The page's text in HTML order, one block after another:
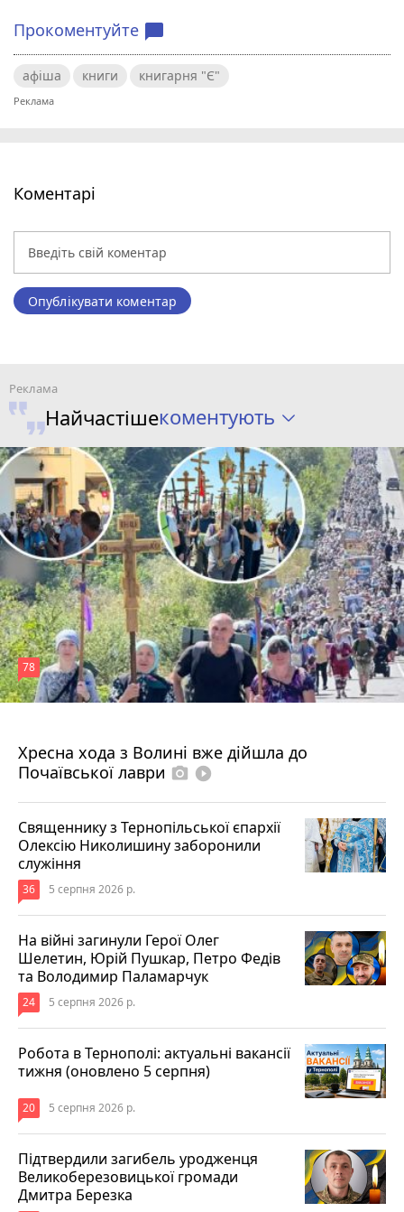
Прокоментуйте chat_bubble
афіша книги книгарня "Є"
Коментарі
Опублікувати коментар
Найчастішекоментують
Хресна хода з Волині вже дійшла до
Почаївської лаври photo_camera play_circle_filled
78
Священнику з Тернопільської єпархії
Олексію Николишину заборонили
служіння
36 5 серпня 2026 р.
На війні загинули Герої Олег
Шелетин, Юрій Пушкар, Петро Федів
та Володимир Паламарчук
24 5 серпня 2026 р.
Робота в Тернополі: актуальні вакансії
тижня (оновлено 5 серпня)
20 5 серпня 2026 р.
Підтвердили загибель уродженця
Великоберезовицької громади
Дмитра Березка